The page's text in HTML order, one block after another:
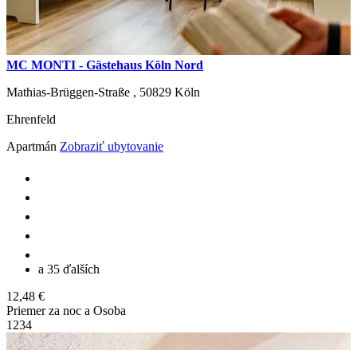
MC MONTI - Gästehaus Köln Nord
Mathias-Brüggen-Straße , 50829 Köln
Ehrenfeld
Apartmán Zobraziť ubytovanie
a 35 ďalších
12,48 €
Priemer za noc a Osoba
1 234